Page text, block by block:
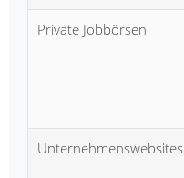
Private Jobbörsen
Unternehmenswebsites